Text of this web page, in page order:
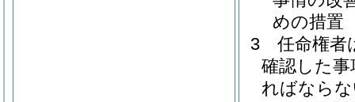
めの措置
3
任命権者
確認した
ればなら